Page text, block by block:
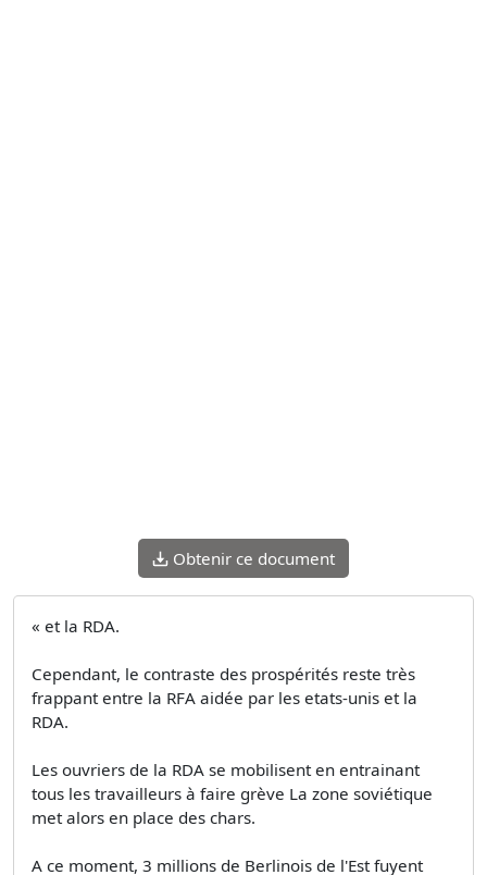
Obtenir ce document
« et la RDA.
Cependant, le contraste des prospérités reste très
frappant entre la RFA aidée par les etats-unis et la
RDA.
Les ouvriers de la RDA se mobilisent en entrainant
tous les travailleurs à faire grève La zone soviétique
met alors en place des chars.
A ce moment, 3 millions de Berlinois de l'Est fuyent